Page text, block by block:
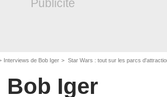
Interviews de Bob Iger Star Wars : tout sur les parcs
Bob Iger